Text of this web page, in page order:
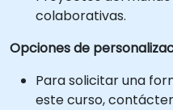
colaborativas.
Opciones de
Para solicitar una
este curso,